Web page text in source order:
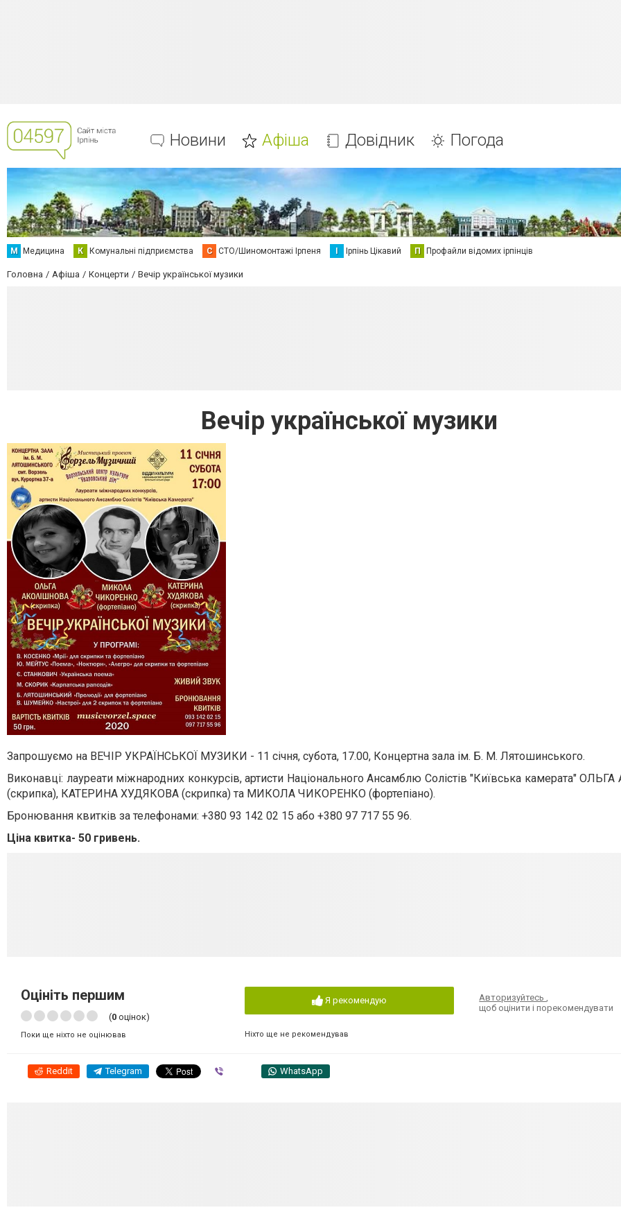
Новини Афіша Довідник Погода
М Медицина К Комунальні підприємства С СТО/Шиномонтажі Ірпеня І Ірпінь Цікавий П Профайли відомих ірпінців
Головна Афіша Концерти Вечір української музики
Вечір української музики
Запрошуємо на ВЕЧІР УКРАЇНСЬКОЇ МУЗИКИ - 11 січня, субота, 17.00, Концертна зала ім. Б. М. Лятошинського.
Виконавці: лауреати міжнародних конкурсів, артисти Національного Ансамблю Солістів "Київська камерата"
(скрипка), КАТЕРИНА ХУДЯКОВА (скрипка) та МИКОЛА ЧИКОРЕНКО (фортепіано).
Бронювання квитків за телефонами: +380 93 142 02 15 або +380 97 717 55 96.
Ціна квитка- 50 гривень.
Оцініть першим
(0 оцінок)
Поки ще ніхто не оцінював
Я рекомендую
Ніхто ще не рекомендував
Авторизуйтесь
щоб оцінити і порекомендувати
Reddit Telegram WhatsApp